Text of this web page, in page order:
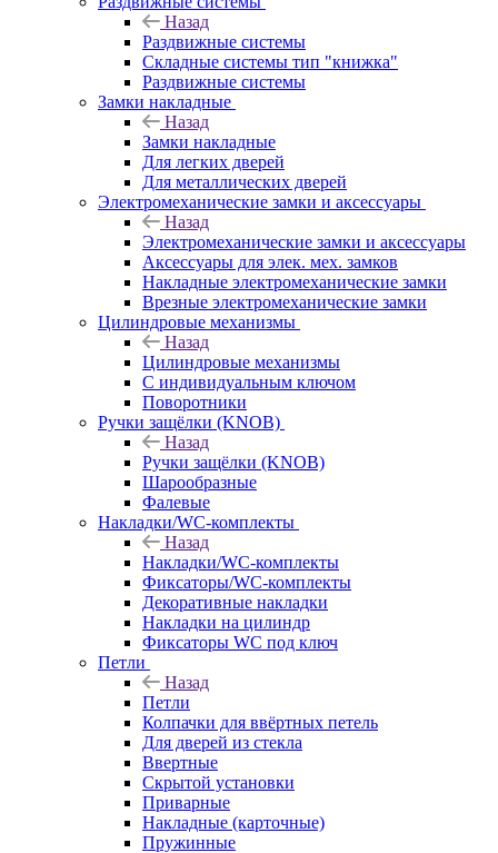
Назад
Раздвижные системы
Складные системы тип "книжка"
Раздвижные системы
Замки накладные
Назад
Замки накладные
Для легких дверей
Для металлических дверей
Электромеханические замки и аксессуары
Назад
Электромеханические замки и аксессуары
Аксессуары для элек. мех. замков
Накладные электромеханические замки
Врезные электромеханические замки
Цилиндровые механизмы
Назад
Цилиндровые механизмы
С индивидуальным ключом
Поворотники
Ручки защёлки (KNOB)
Назад
Ручки защёлки (KNOB)
Шарообразные
Фалевые
Накладки/WC-комплекты
Назад
Накладки/WC-комплекты
Фиксаторы/WC-комплекты
Декоративные накладки
Накладки на цилиндр
Фиксаторы WC под ключ
Петли
Назад
Петли
Колпачки для ввёртных петель
Для дверей из стекла
Ввертные
Скрытой установки
Приварные
Накладные (карточные)
Пружинные